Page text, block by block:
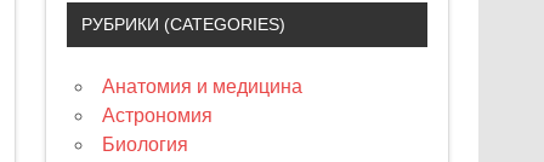
РУБРИКИ (CATEGORIES)
Анатомия и медицина
Астрономия
Биология